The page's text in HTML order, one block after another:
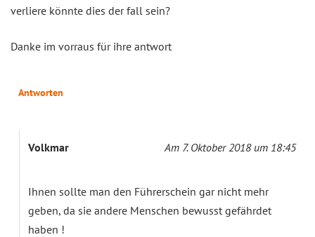
verliere könnte dies der fall sein?
Danke im vorraus für ihre antwort
Antworten
Volkmar Am 7. Oktober 2018 um 18:45
Ihnen sollte man den Führerschein gar nicht mehr
geben, da sie andere Menschen bewusst gefährdet
haben !